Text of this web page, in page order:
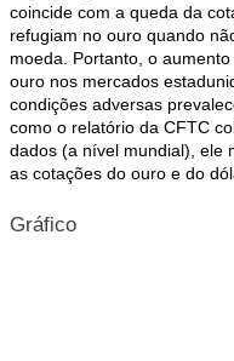
coincide com a queda da
refugiam no ouro quando
moeda. Portanto, o
ouro nos mercados
condições adversas
como o relatório da CFTC
dados (a nível mundial), ele
as cotações do ouro e do
Gráfico